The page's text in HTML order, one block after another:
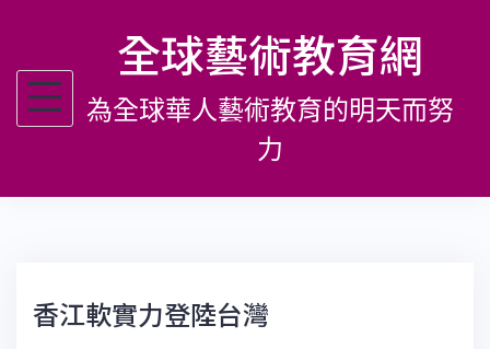
主
全球藝術教育網
為全球華人藝術教育的明天而努
力
香江軟實力登陸台灣